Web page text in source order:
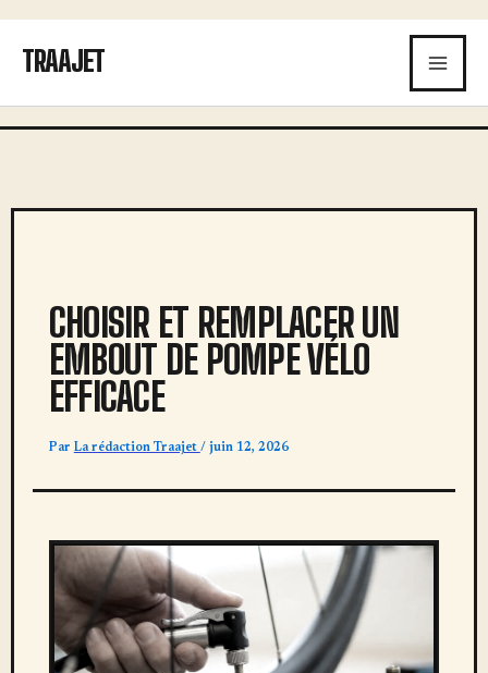
contenu
TRAAJET
CHOISIR ET REMPLACER UN
EMBOUT DE POMPE VÉLO
EFFICACE
Par La rédaction Traajet / juin 12, 2026